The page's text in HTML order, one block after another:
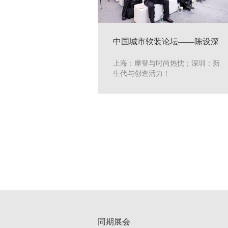
中国城市软装论坛——陈设深
上海：摩登与时尚热忱；深圳：新
生代与创造活力！
同期展会